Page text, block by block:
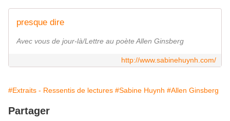
presque dire
Avec vous de jour-là/Lettre au poète Allen Ginsberg
http://www.sabinehuynh.com/
#Extraits - Ressentis de lectures #Sabine Huynh #Allen Ginsberg
Partager